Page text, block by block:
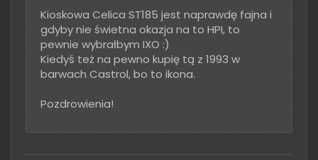
Kioskowa Celica ST185 jest naprawdę fajna i
gdyby nie świetna okazja na to HPI, to
pewnie wybrałbym IXO :)
Kiedyś też na pewno kupię tą z 1993 w
barwach Castrol, bo to ikona.
Pozdrowienia!